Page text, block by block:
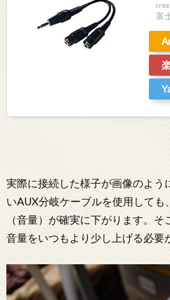
富
実際に接続した様子が画像のよう
いAUX分岐ケーブルを使用して
（音量）が確実に下がります。
音量をいつもより少し上げる必要